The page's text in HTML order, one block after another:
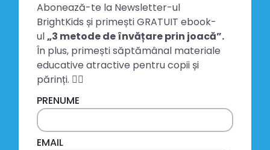
Abonează-te la Newsletter-ul
BrightKids și primești GRATUIT ebook-
ul„3 metode de învățare prin joacă”.
În plus, primești săptămânal materiale
educative atractive pentru copii și
părinți. 👍🏻
PRENUME
EMAIL